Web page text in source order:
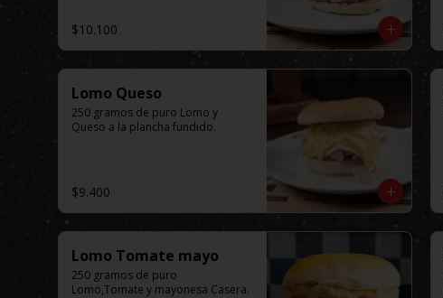
$10.100
Lomo Queso
250 gramos de puro Lomo y
Queso a la plancha fundido.
$9.400
Lomo Tomate mayo
250 gramos de puro
Lomo,Tomate y mayonesa Casera.